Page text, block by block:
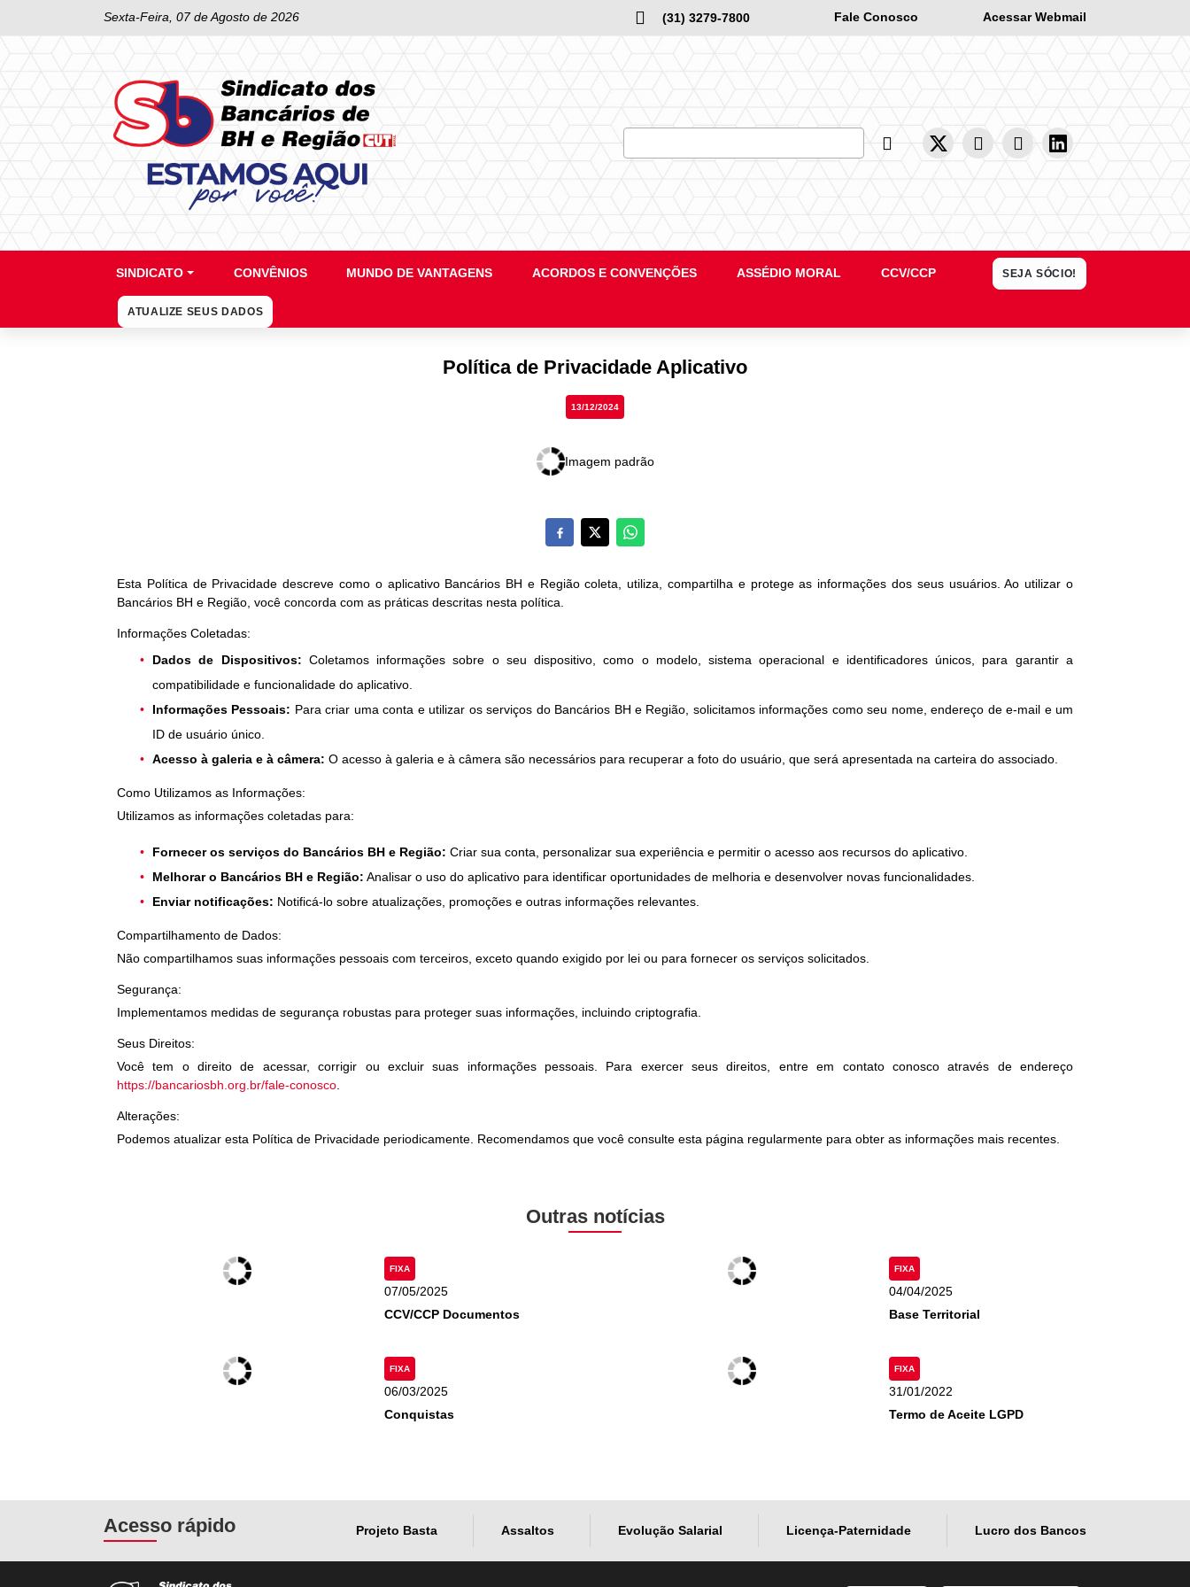
Sexta-Feira, 07 de Agosto de 2026 (31) 3279-7800 Fale Conosco Acessar Webmail
Busca
SINDICATO CONVÊNIOS MUNDO DE VANTAGENS ACORDOS E CONVENÇÕES ASSÉDIO MORAL CCV/CCP SEJA SÓCIO!
ATUALIZE SEUS DADOS
Política de Privacidade Aplicativo
13/12/2024
Imagem padrão
Esta Política de Privacidade descreve como o aplicativo Bancários BH e Região coleta, utiliza, compartilha e protege as informações dos seus usuários. Ao utilizar o
Bancários BH e Região, você concorda com as práticas descritas nesta política.
Informações Coletadas:
Dados de Dispositivos: Coletamos informações sobre o seu dispositivo, como o modelo, sistema operacional e identificadores únicos, para garantir a
compatibilidade e funcionalidade do aplicativo.
Informações Pessoais: Para criar uma conta e utilizar os serviços do Bancários BH e Região, solicitamos informações como seu nome, endereço de e-mail e um
ID de usuário único.
Acesso à galeria e à câmera: O acesso à galeria e à câmera são necessários para recuperar a foto do usuário, que será apresentada na carteira do associado.
Como Utilizamos as Informações:
Utilizamos as informações coletadas para:
Fornecer os serviços do Bancários BH e Região: Criar sua conta, personalizar sua experiência e permitir o acesso aos recursos do aplicativo.
Melhorar o Bancários BH e Região: Analisar o uso do aplicativo para identificar oportunidades de melhoria e desenvolver novas funcionalidades.
Enviar notificações: Notificá-lo sobre atualizações, promoções e outras informações relevantes.
Compartilhamento de Dados:
Não compartilhamos suas informações pessoais com terceiros, exceto quando exigido por lei ou para fornecer os serviços solicitados.
Segurança:
Implementamos medidas de segurança robustas para proteger suas informações, incluindo criptografia.
Seus Direitos:
Você tem o direito de acessar, corrigir ou excluir suas informações pessoais. Para exercer seus direitos, entre em contato conosco através de endereço
https://bancariosbh.org.br/fale-conosco.
Alterações:
Podemos atualizar esta Política de Privacidade periodicamente. Recomendamos que você consulte esta página regularmente para obter as informações mais recentes.
Outras notícias
FIXA
07/05/2025
CCV/CCP Documentos
FIXA
04/04/2025
Base Territorial
FIXA
06/03/2025
Conquistas
FIXA
31/01/2022
Termo de Aceite LGPD
Acesso rápido Projeto Basta Assaltos Evolução Salarial Licença-Paternidade Lucro dos Bancos